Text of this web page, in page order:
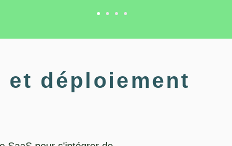
déploiement